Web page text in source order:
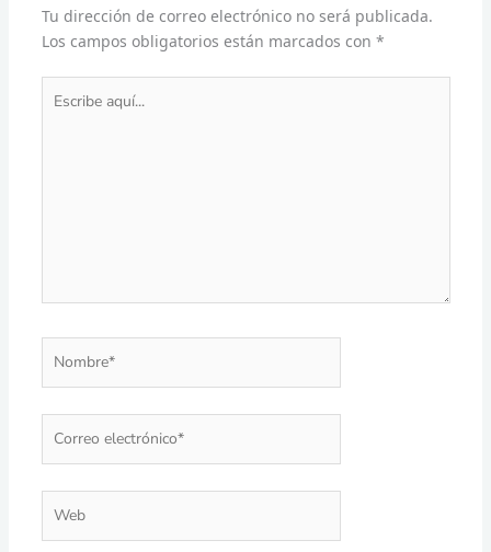
Tu dirección de correo electrónico no será publicada.
Los campos obligatorios están marcados con *
aquí...
electrónico*